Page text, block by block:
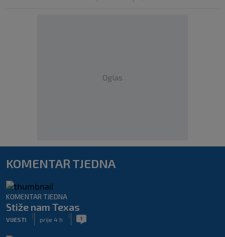
Oglas
KOMENTAR TJEDNA
KOMENTAR TJEDNA
Stiže nam Texas
VIJESTI
|
prije 4 h
| 1